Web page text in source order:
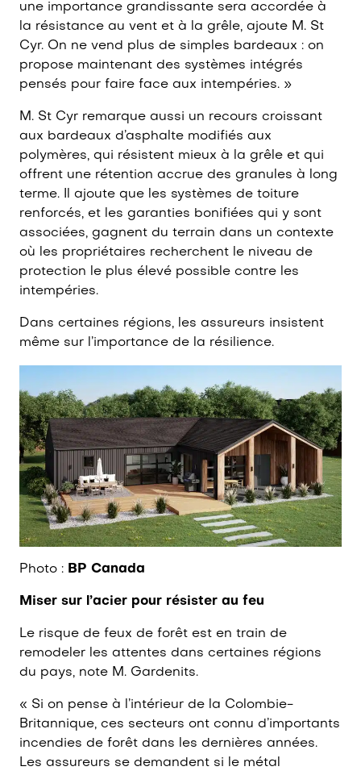
une importance grandissante sera accordée à
la résistance au vent et à la grêle, ajoute M. St
Cyr. On ne vend plus de simples bardeaux : on
propose maintenant des systèmes intégrés
pensés pour faire face aux intempéries. »
M. St Cyr remarque aussi un recours croissant
aux bardeaux d’asphalte modifiés aux
polymères, qui résistent mieux à la grêle et qui
offrent une rétention accrue des granules à long
terme. Il ajoute que les systèmes de toiture
renforcés, et les garanties bonifiées qui y sont
associées, gagnent du terrain dans un contexte
où les propriétaires recherchent le niveau de
protection le plus élevé possible contre les
intempéries.
Dans certaines régions, les assureurs insistent
même sur l’importance de la résilience.
Photo : BP Canada
Miser sur l’acier pour résister au feu
Le risque de feux de forêt est en train de
remodeler les attentes dans certaines régions
du pays, note M. Gardenits.
« Si on pense à l’intérieur de la Colombie-
Britannique, ces secteurs ont connu d’importants
incendies de forêt dans les dernières années.
Les assureurs se demandent si le métal